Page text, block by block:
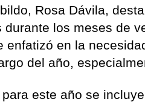
Rosa Dávila,
durante los meses de
enfatizó en la
del año,
este año se